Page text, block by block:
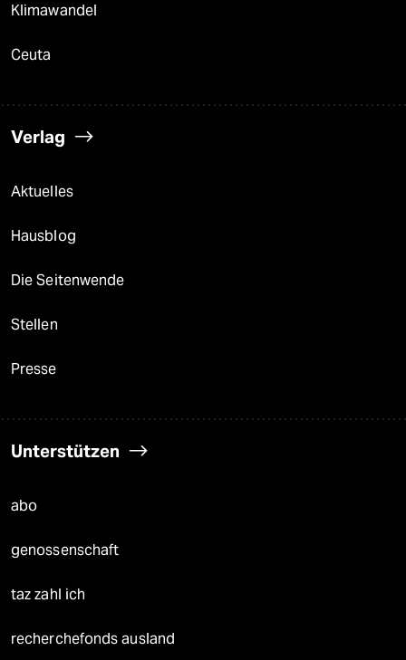
Klimawandel
Ceuta
Verlag
Aktuelles
Hausblog
Die Seitenwende
Stellen
Presse
Unterstützen
abo
genossenschaft
taz zahl ich
recherchefonds ausland